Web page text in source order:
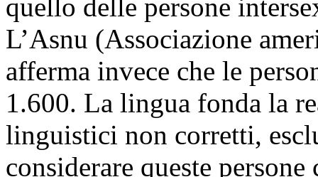
quello delle persone
L’Asnu (Associazione
afferma invece che le
1.600. La lingua fonda la
linguistici non corretti,
considerare queste